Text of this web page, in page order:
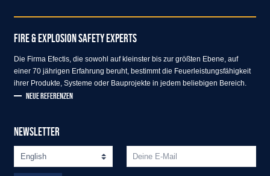
FIRE & EXPLOSION SAFETY EXPERTS
Die Firma Efectis, die sowohl auf kleinster bis zur größten Ebene, auf
einer 70 jährigen Erfahrung beruht, bestimmt die Feuerleistungsfähigkeit
ihrer Produkte, Systeme oder Bauprojekte in jedem beliebigen Bereich.
NEUE REFERENZEN
NEWSLETTER